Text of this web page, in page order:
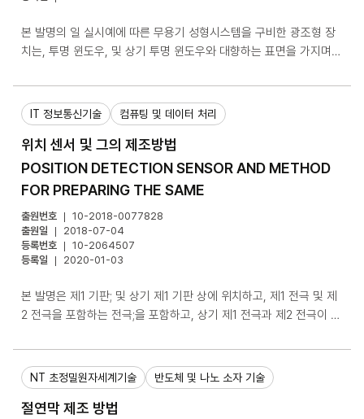
본 발명의 일 실시예에 따른 무용기 성형시스템을 구비한 광조형 장
치는, 투명 윈도우, 및 상기 투명 윈도우와 대향하는 표면을 가지며,
포함한다. 서로 대향하는 상기 엘리베이터의 표면과 상기 투명 윈도
우의 표면 사이에 광경화성 수지가 저장될 수 있다.
IT 정보통신기술 컴퓨팅 및 데이터 처리
위치 센서 및 그의 제조방법
POSITION DETECTION SENSOR AND METHOD
FOR PREPARING THE SAME
출원번호
10-2018-0077828
출원일
2018-07-04
등록번호
10-2064507
등록일
2020-01-03
본 발명은 제1 기판; 및 상기 제1 기판 상에 위치하고, 제1 전극 및 제
2 전극을 포함하는 전극;을 포함하고, 상기 제1 전극과 제2 전극이 서
상기 제1 전극은 상기 제1 기판의 평면 방향에 대한 수직 절단면의 면
적이 증가하고, 상기 제2 전극의 일단에서 타단으로 갈수로 상기 제2
전극은 상기 제1 기판의평면 방향에 대한 수직 절단면의 면적이 감소
하고, 상기 제1 전극의 일단과 상기 제2전극의 일단이 서로 상응하여
NT 초정밀원자세계기술 반도체 및 나노 소자 기술
절연막 제조 방법